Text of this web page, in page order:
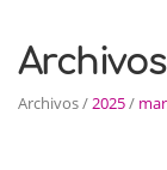
Archivos
Archivos /2025/